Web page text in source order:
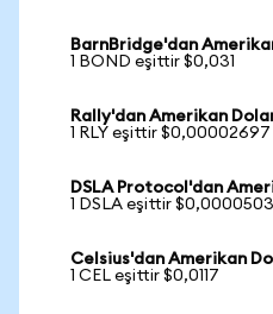
BarnBridge'dan
1 BOND eşittir $0,031
Rally'dan Amerikan
1 RLY eşittir $0,00002697
DSLA Protocol'dan
1 DSLA eşittir $0,0000503
Celsius'dan Amerikan
1 CEL eşittir $0,0117